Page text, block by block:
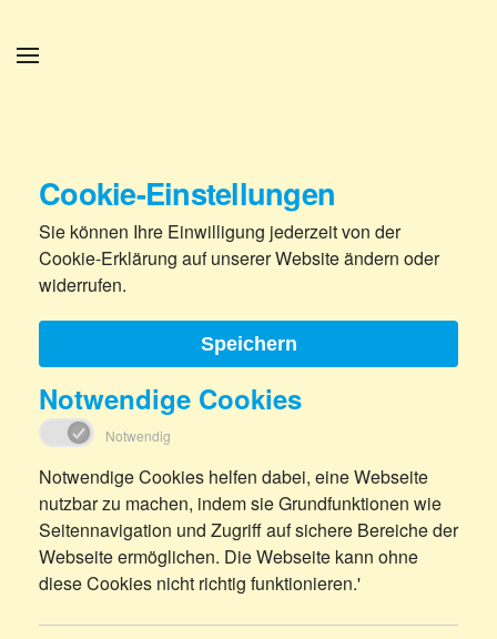
Cookie-Einstellungen
Sie können Ihre Einwilligung jederzeit von der
Cookie-Erklärung auf unserer Website ändern oder
widerrufen.
Speichern
Notwendige Cookies
Notwendig
Notwendige Cookies helfen dabei, eine Webseite
nutzbar zu machen, indem sie Grundfunktionen wie
Seitennavigation und Zugriff auf sichere Bereiche der
Webseite ermöglichen. Die Webseite kann ohne
diese Cookies nicht richtig funktionieren.'